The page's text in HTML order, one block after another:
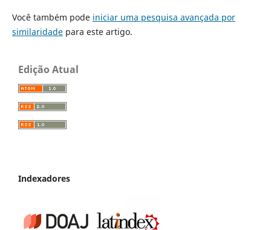
Você também pode iniciar uma pesquisa avançada por
similaridadepara este artigo.
Edição Atual
Indexadores